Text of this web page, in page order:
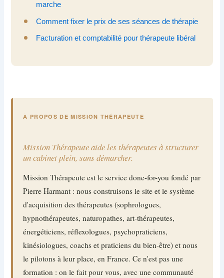
marche
Comment fixer le prix de ses séances de thérapie
Facturation et comptabilité pour thérapeute libéral
À PROPOS DE MISSION THÉRAPEUTE
Mission Thérapeute aide les thérapeutes à structurer
un cabinet plein, sans démarcher.
Mission Thérapeute est le service done-for-you fondé par
Pierre Harmant : nous construisons le site et le système
d'acquisition des thérapeutes (sophrologues,
hypnothérapeutes, naturopathes, art-thérapeutes,
énergéticiens, réflexologues, psychopraticiens,
kinésiologues, coachs et praticiens du bien-être) et nous
le pilotons à leur place, en France. Ce n'est pas une
formation : on le fait pour vous, avec une communauté